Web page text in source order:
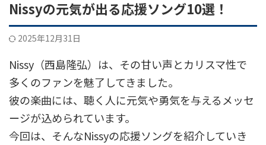
Nissyの元気が出る応援ソング10選！
2025年12月31日
Nissy（西島隆弘）は、その甘い声とカリスマ性で
多くのファンを魅了してきました。
彼の楽曲には、聴く人に元気や勇気を与えるメッセ
ージが込められています。
今回は、そんなNissyの応援ソングを紹介していき